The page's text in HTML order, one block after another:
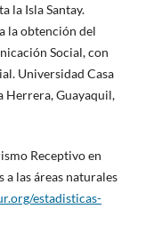
la Isla Santay.
la obtención del
Social, con
Universidad Casa
Herrera, Guayaquil,
Receptivo en
a las áreas naturales
estadisticas-